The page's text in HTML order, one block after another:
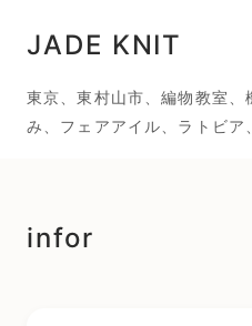
JADE KNIT
東京、東村山市、編物教室、
み、フェアアイル、ラトビア
infor